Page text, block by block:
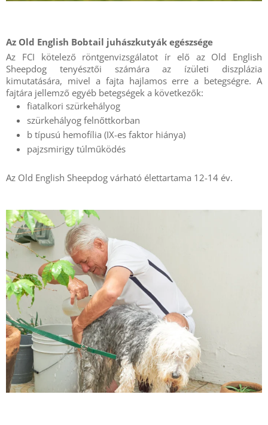
Az Old English Bobtail juhászkutyák egészsége
Az FCI kötelező röntgenvizsgálatot ír elő az Old English
Sheepdog tenyésztői számára az ízületi diszplázia
kimutatására, mivel a fajta hajlamos erre a betegségre. A
fajtára jellemző egyéb betegségek a következők:
fiatalkori szürkehályog
szürkehályog felnőttkorban
b típusú hemofília (IX-es faktor hiánya)
pajzsmirigy túlműködés
Az Old English Sheepdog várható élettartama 12-14 év.